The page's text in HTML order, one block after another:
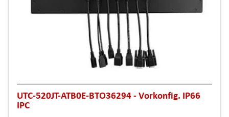
UTC-520JT-ATB0E-BTO36294 - Vorkonfig. IP66
IPC